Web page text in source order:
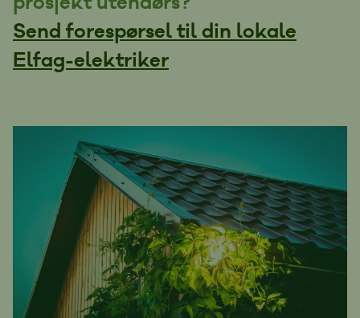
Send forespørsel til din lokale
Elfag-elektriker